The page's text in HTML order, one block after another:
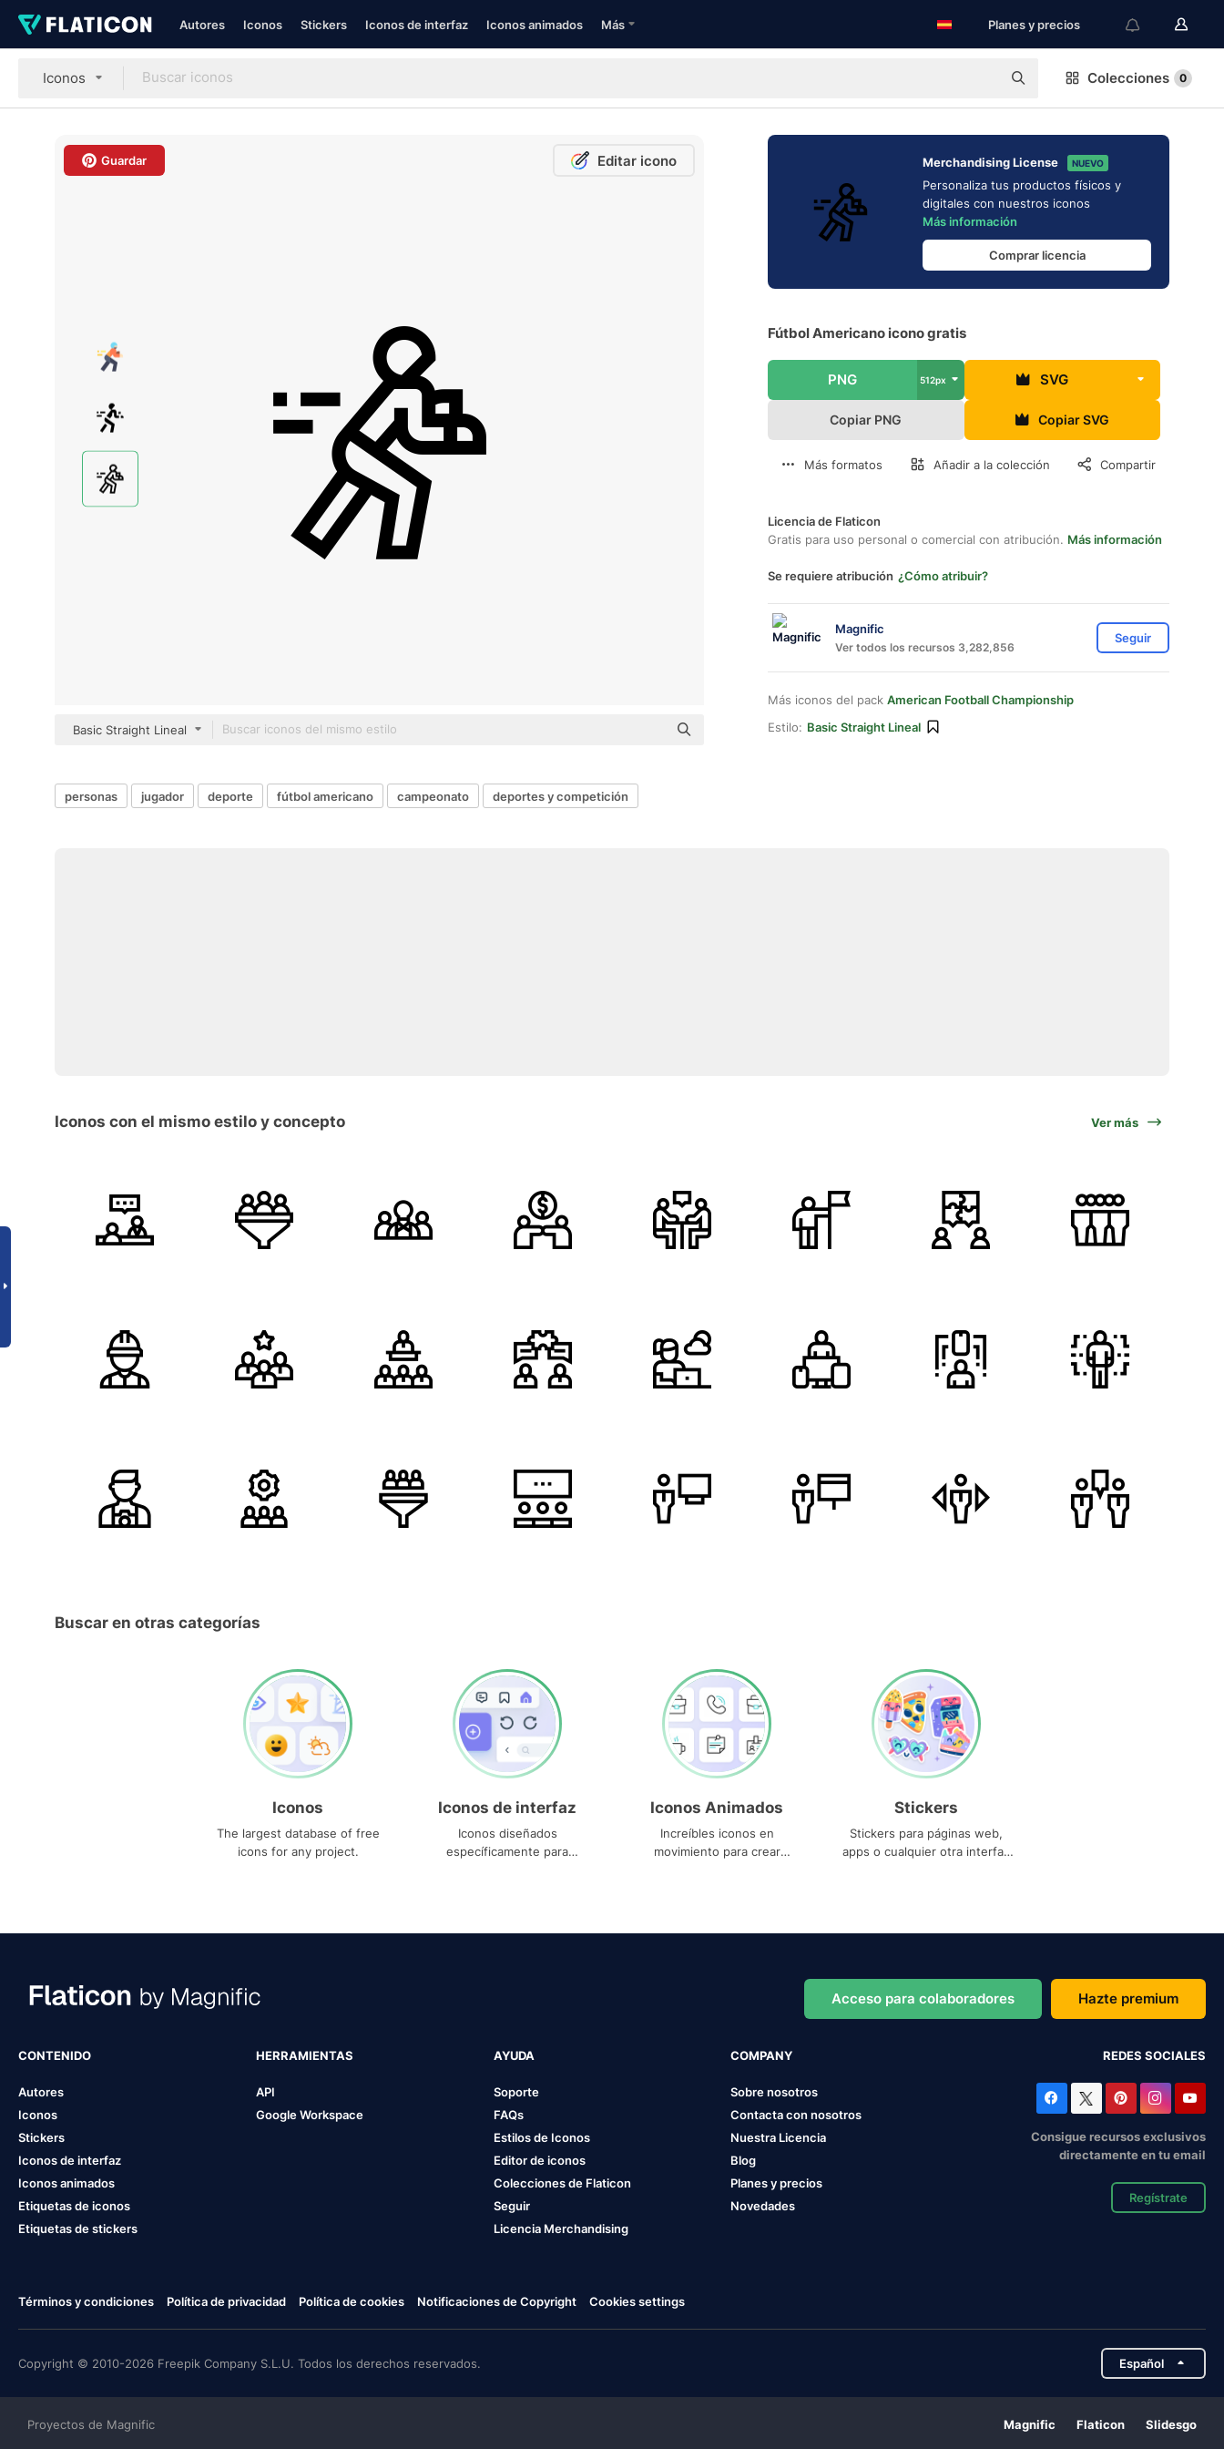
Autores Iconos Stickers Iconos de interfaz Iconos animados Más Planes y precios
Iconos Colecciones 0
Guardar Editar icono
Basic Straight Lineal
Merchandising License NUEVO
Personaliza tus productos físicos y
digitales con nuestros iconos
Más información
Comprar licencia
Fútbol Americano icono gratis
PNG 512px SVG
Copiar PNG Copiar SVG
Más formatos Añadir a la colección Compartir
Licencia de Flaticon
Gratis para uso personal o comercial con atribución. Más información
Se requiere atribución ¿Cómo atribuir?
Magnific
Ver todos los recursos 3,282,856
Seguir
Más iconos del pack American Football Championship
Estilo: Basic Straight Lineal
personas jugador deporte fútbol americano campeonato deportes y competición
Iconos con el mismo estilo y concepto Ver más
Buscar en otras categorías
Iconos
The largest database of free
icons for any project.
Iconos de interfaz
Iconos diseñados
específicamente para
Iconos Animados
Increíbles iconos en
movimiento para crear
Stickers
Stickers para páginas web,
apps o cualquier otra interfaz
Acceso para colaboradores Hazte premium
CONTENIDO
Autores
Iconos
Stickers
Iconos de interfaz
Iconos animados
Etiquetas de iconos
Etiquetas de stickers
HERRAMIENTAS
API
Google Workspace
AYUDA
Soporte
FAQs
Estilos de Iconos
Editor de iconos
Colecciones de Flaticon
Seguir
Licencia Merchandising
COMPANY
Sobre nosotros
Contacta con nosotros
Nuestra Licencia
Blog
Planes y precios
Novedades
REDES SOCIALES
Consigue recursos exclusivos
directamente en tu email
Regístrate
Términos y condiciones Política de privacidad Política de cookies Notificaciones de Copyright Cookies settings
Copyright © 2010-2026 Freepik Company S.L.U. Todos los derechos reservados. Español
Proyectos de Magnific Magnific Flaticon Slidesgo